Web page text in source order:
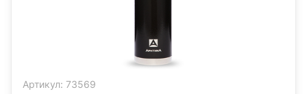
Артикул: 73569